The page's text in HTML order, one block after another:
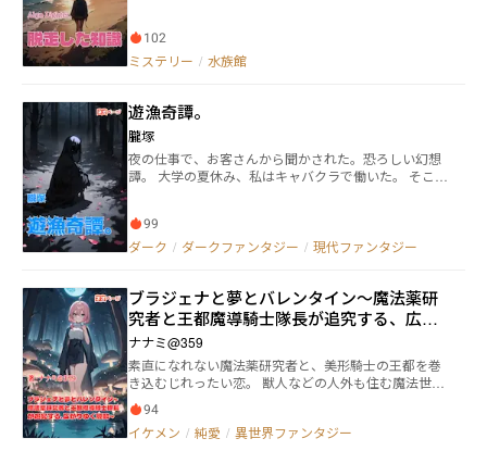
102
ミステリー / 水族館
遊漁奇譚。
朧塚
夜の仕事で、お客さんから聞かされた。恐ろしい幻想
譚。 大学の夏休み、私はキャバクラで働いた。 そこで
99
ダーク / ダークファンタジー / 現代ファンタジー
ブラジェナと夢とバレンタイン～魔法薬研
究者と王都魔導騎士隊長が追究する、広が
りゆく騒動～
ナナミ@359
素直になれない魔法薬研究者と、美形騎士の王都を巻
き込むじれったい恋。 獣人などの人外も住む魔法世
界。研究所の魔法薬研究者で努力家のブラジェナは、
美形の王都魔導騎士団隊長ジーノに素直になれないで
いる。恋よりも仕事な彼女は、自分の無自覚の恋心に
94
イケメン / 純愛 / 異世界ファンタジー